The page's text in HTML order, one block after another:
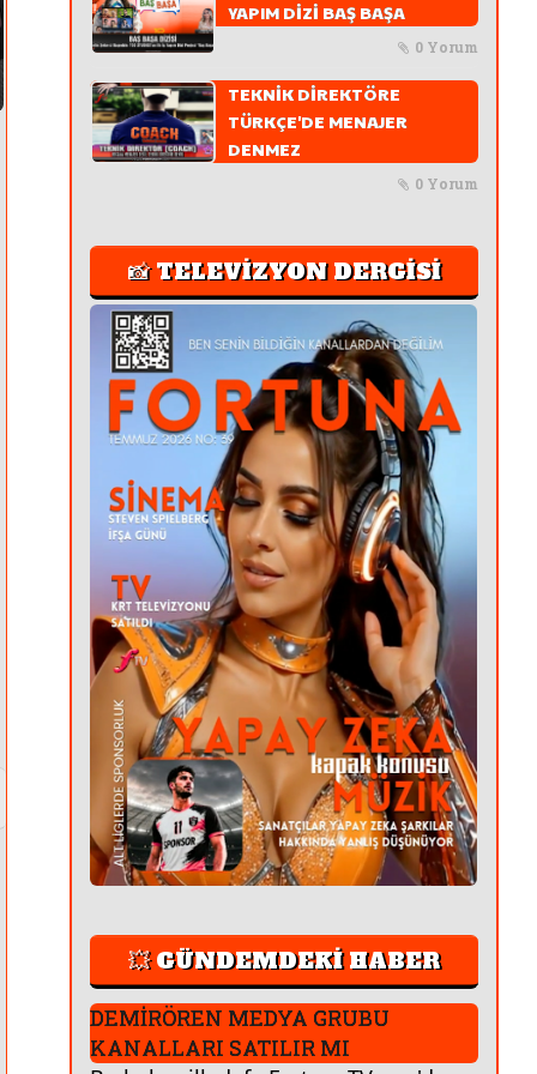
YAPIM DİZİ BAŞ BAŞA
0 Yorum
TEKNİK DİREKTÖRE
TÜRKÇE'DE MENAJER
DENMEZ
0 Yorum
📸 TELEVİZYON DERGİSİ
💥 GÜNDEMDEKİ HABER
DEMİRÖREN MEDYA GRUBU
KANALLARI SATILIR MI